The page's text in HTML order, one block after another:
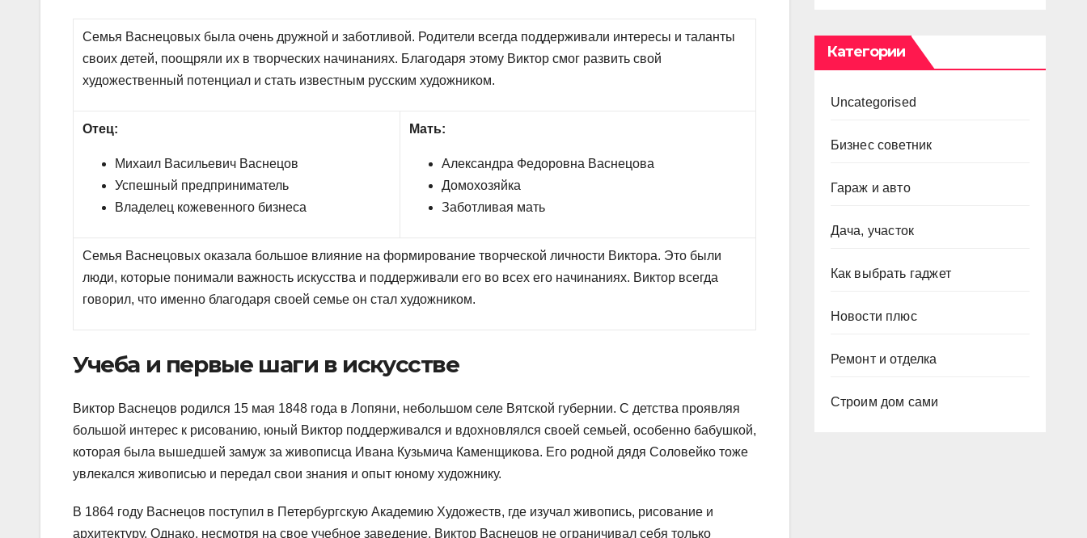
Семья Васнецовых была очень дружной и заботливой. Родители всегда поддерживали интересы и таланты
своих детей, поощряли их в творческих начинаниях. Благодаря этому Виктор смог развить свой
художественный потенциал и стать известным русским художником.
Отец:
Михаил Васильевич Васнецов
Успешный предприниматель
Владелец кожевенного бизнеса
Мать:
Александра Федоровна Васнецова
Домохозяйка
Заботливая мать
Семья Васнецовых оказала большое влияние на формирование творческой личности Виктора. Это были
люди, которые понимали важность искусства и поддерживали его во всех его начинаниях. Виктор всегда
говорил, что именно благодаря своей семье он стал художником.
Учеба и первые шаги в искусстве
Виктор Васнецов родился 15 мая 1848 года в Лопяни, небольшом селе Вятской губернии. С детства проявляя
большой интерес к рисованию, юный Виктор поддерживался и вдохновлялся своей семьей, особенно бабушкой,
которая была вышедшей замуж за живописца Ивана Кузьмича Каменщикова. Его родной дядя Соловейко тоже
увлекался живописью и передал свои знания и опыт юному художнику.
В 1864 году Васнецов поступил в Петербургскую Академию Художеств, где изучал живопись, рисование и
архитектуру. Однако, несмотря на свое учебное заведение, Виктор Васнецов не ограничивал себя только
Категории
Uncategorised
Бизнес советник
Гараж и авто
Дача, участок
Как выбрать гаджет
Новости плюс
Ремонт и отделка
Строим дом сами